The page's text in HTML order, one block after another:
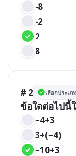
-8
-2
2
8
# 2 เลือกประเภท
ข้อใดต่อไปนี้
−4+3
3+(−4)
−10+3